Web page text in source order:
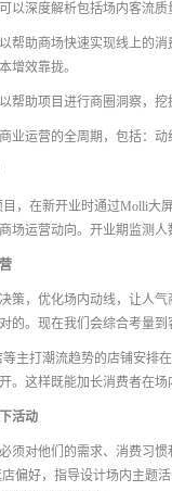
以深度解析包括场内客流
帮助商场快速实现线上的
增效靠拢。
帮助项目进行商圈洞察，
业运营的全周期，包括：
，在新开业时通过Molli
场运营动向。开业期监测
策，优化场内动线，让人
的。现在我们会综合考量
主打潮流趋势的店铺安排
。这样既能加长消费者在
活动
须对他们的需求、消费习
偏好，指导设计场内主题